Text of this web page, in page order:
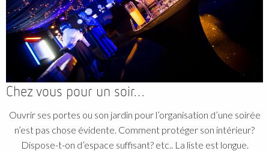
Chez vous pour un soir…
Ouvrir ses portes ou son jardin pour l’organisation d’une soirée
n’est pas chose évidente. Comment protéger son intérieur?
Dispose-t-on d’espace suffisant? etc.. La liste est longue.